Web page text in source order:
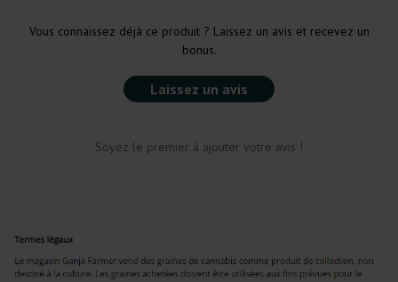
Vous connaissez déjà ce produit ? Laissez un avis et recevez un
bonus.
Laissez un avis
Soyez le premier à ajouter votre avis !